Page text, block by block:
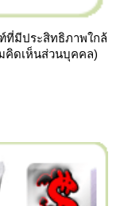
ที่มีประสิทธิภาพใกล้
คิดเห็นส่วนบุคคล)